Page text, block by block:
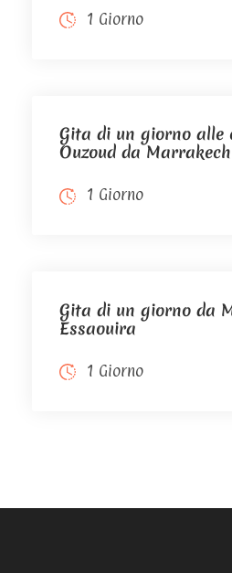
1 Giorno
Gita di un giorno alle
Ouzoud da Marrakech
1 Giorno
Gita di un giorno da
Essaouira
1 Giorno